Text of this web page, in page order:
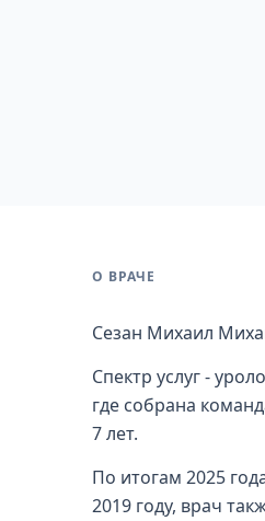
О ВРАЧЕ
Сезан Михаил
Спектр услуг -
где собрана
7 лет.
По итогам 2025
2019 году, врач